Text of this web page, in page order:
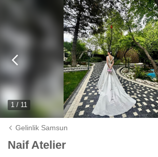
1 / 11
Gelinlik Samsun
Naif Atelier